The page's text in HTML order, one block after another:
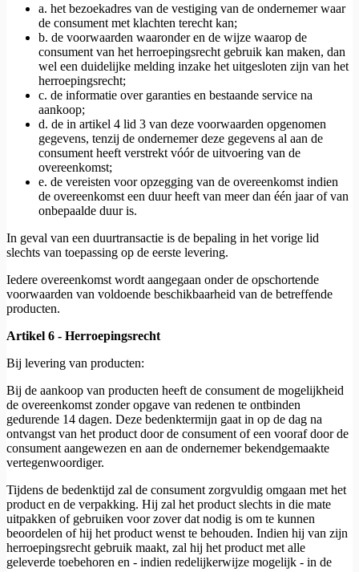
a. het bezoekadres van de vestiging van de ondernemer waar
de consument met klachten terecht kan;
b. de voorwaarden waaronder en de wijze waarop de
consument van het herroepingsrecht gebruik kan maken, dan
wel een duidelijke melding inzake het uitgesloten zijn van het
herroepingsrecht;
c. de informatie over garanties en bestaande service na
aankoop;
d. de in artikel 4 lid 3 van deze voorwaarden opgenomen
gegevens, tenzij de ondernemer deze gegevens al aan de
consument heeft verstrekt vóór de uitvoering van de
overeenkomst;
e. de vereisten voor opzegging van de overeenkomst indien
de overeenkomst een duur heeft van meer dan één jaar of van
onbepaalde duur is.
In geval van een duurtransactie is de bepaling in het vorige lid
slechts van toepassing op de eerste levering.
Iedere overeenkomst wordt aangegaan onder de opschortende
voorwaarden van voldoende beschikbaarheid van de betreffende
producten.
Artikel 6 - Herroepingsrecht
Bij levering van producten:
Bij de aankoop van producten heeft de consument de mogelijkheid
de overeenkomst zonder opgave van redenen te ontbinden
gedurende 14 dagen. Deze bedenktermijn gaat in op de dag na
ontvangst van het product door de consument of een vooraf door de
consument aangewezen en aan de ondernemer bekendgemaakte
vertegenwoordiger.
Tijdens de bedenktijd zal de consument zorgvuldig omgaan met het
product en de verpakking. Hij zal het product slechts in die mate
uitpakken of gebruiken voor zover dat nodig is om te kunnen
beoordelen of hij het product wenst te behouden. Indien hij van zijn
herroepingsrecht gebruik maakt, zal hij het product met alle
geleverde toebehoren en - indien redelijkerwijze mogelijk - in de